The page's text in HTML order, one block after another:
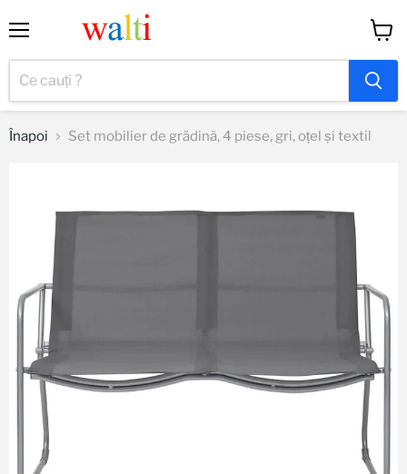
coș
Înapoi Set mobilier de grădină, 4 piese, gri, oțel și textil